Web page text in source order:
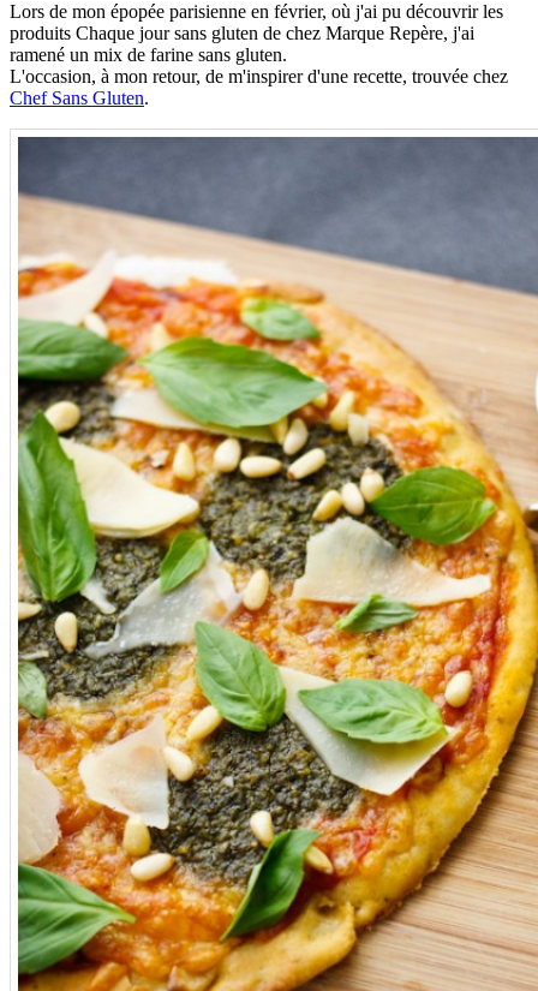
Lors de mon épopée parisienne en février, où j'ai pu découvrir les
produits Chaque jour sans gluten de chez Marque Repère, j'ai
ramené un mix de farine sans gluten.
L'occasion, à mon retour, de m'inspirer d'une recette, trouvée chez
Chef Sans Gluten.